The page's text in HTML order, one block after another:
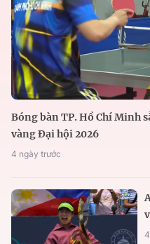
Bóng bàn TP. Hồ Chí Minh
vàng Đại hội 2026
4 ngày trước